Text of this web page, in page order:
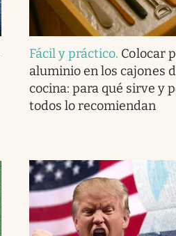
Fácil y práctico. Colocar
aluminio en los cajones
cocina: para qué sirve y
todos lo recomiendan